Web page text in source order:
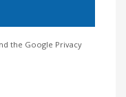
the Google Privacy